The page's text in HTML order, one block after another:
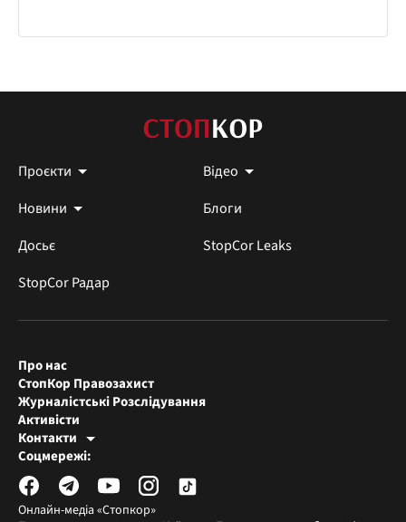
Проєкти
Відео
Новини
Блоги
Досьє
StopCor Leaks
StopCor Радар
Онлайн-медіа «Стопкор»
Про нас
СтопКор Правозахист
Журналістські Розслідування
Активісти
Контакти
Редакція СтопКора
Журналісти-розслідувачі
Соцмережі: